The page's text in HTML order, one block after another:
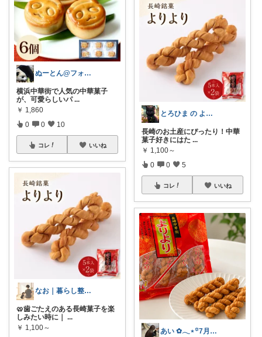
ぬーとん@フォロバ100％
横浜中華街で人気の中華菓子
が、可愛らしいパ ...
￥ 1,860
0 0 10
コレ いいね
なお｜暮らし整えROOM｜犬もいます🐕
🥨歯ごたえのある長崎菓子を楽
しみたい時に｜ ...
￥ 1,100～
とろひま の よろず屋～お得な商品たち～
長崎のお土産にぴったり！中華
菓子好きにはた ...
￥ 1,100～
0 0 5
コレ いいね
あい ✿𓂃⋆꙳7月感謝致します